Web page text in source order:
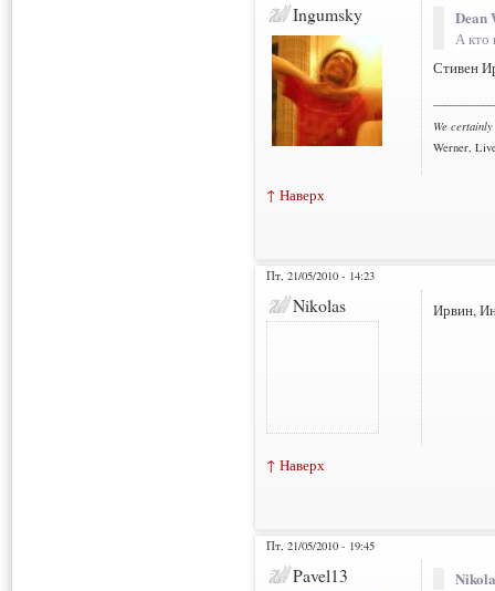
Ingumsky Dean
А кто
Стивен
We
Werner,
↑ Наверх
Пт, 21/05/2010 - 14:23
Nikolas Ирвин,
↑ Наверх
Пт, 21/05/2010 - 19:45
Pavel13